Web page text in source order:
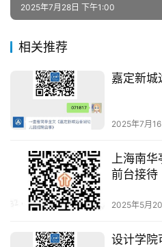
2025年7月28日 下午1:00
相关推荐
嘉定新城
2025年7月16
上海南华
前台接待
2025年5月
设计学院